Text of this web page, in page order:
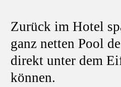
Zurück im Hotel
ganz netten Pool
direkt unter dem
können.